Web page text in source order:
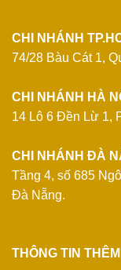
CHI NHÁNH
74/28 Bàu Cát 1,
CHI NHÁNH HÀ
14 Lô 6 Đền Lừ 1,
CHI NHÁNH ĐÀ
Tầng 4, số 685
Đà Nẵng.
THÔNG TIN THÊM